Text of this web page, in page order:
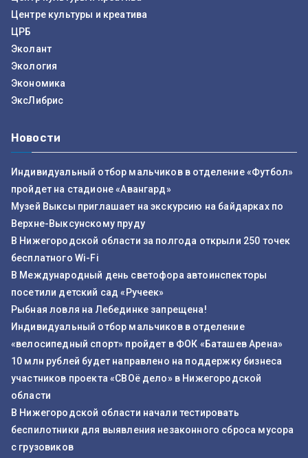
Центре культуры и креатива
ЦРБ
Эколант
Экология
Экономика
ЭксЛибрис
Новости
Индивидуальный отбор мальчиков в отделение «Футбол»
пройдет на стадионе «Авангард»
Музей Выксы приглашает на экскурсию на байдарках по
Верхне-Выксунскому пруду
В Нижегородской области за полгода открыли 250 точек
бесплатного Wi-Fi
В Международный день светофора автоинспекторы
посетили детский сад «Ручеек»
Рыбная ловля на Лебединке запрещена!
Индивидуальный отбор мальчиков в отделение
«велосипедный спорт» пройдет в ФОК «Баташев Арена»
10 млн рублей будет направлено на поддержку бизнеса
участников проекта «СВОё дело» в Нижегородской
области
В Нижегородской области начали тестировать
беспилотники для выявления незаконного сброса мусора
с грузовиков